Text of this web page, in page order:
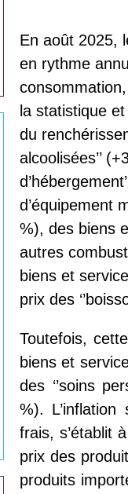
En août 2025,
en rythme
la statistique
du
alcoolisées’’
d’équipement
%), des biens
autres
biens et
prix des
Toutefois,
biens et
des ‘’soins
%).
frais, s’établit
prix des
produits